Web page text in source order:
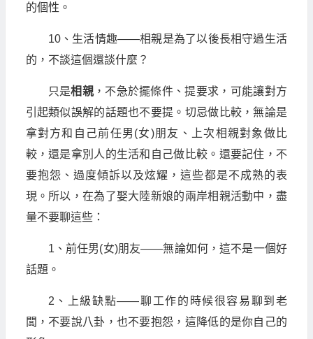
的個性。
10、生活情趣——相親是為了以後長相守過生活
的，不談這個還談什麼？
只是相親，不急於擺條件、提要求，可能讓對方
引起類似誤解的話題也不要提。切忌做比較，無論是
拿對方和自己前任男(女)朋友、上次相親對象做比
較，還是拿別人的生活和自己做比較。還要記住，不
要抱怨、過度傾訴以及炫耀，這些都是不成熟的表
現。所以，在為了娶大陸新娘的兩岸相親活動中，盡
量不要聊這些：
1、前任男(女)朋友——無論如何，這不是一個好
話題。
2、上級缺點——聊工作的時候很容易聊到老
闆，不要說八卦，也不要抱怨，這降低的是你自己的